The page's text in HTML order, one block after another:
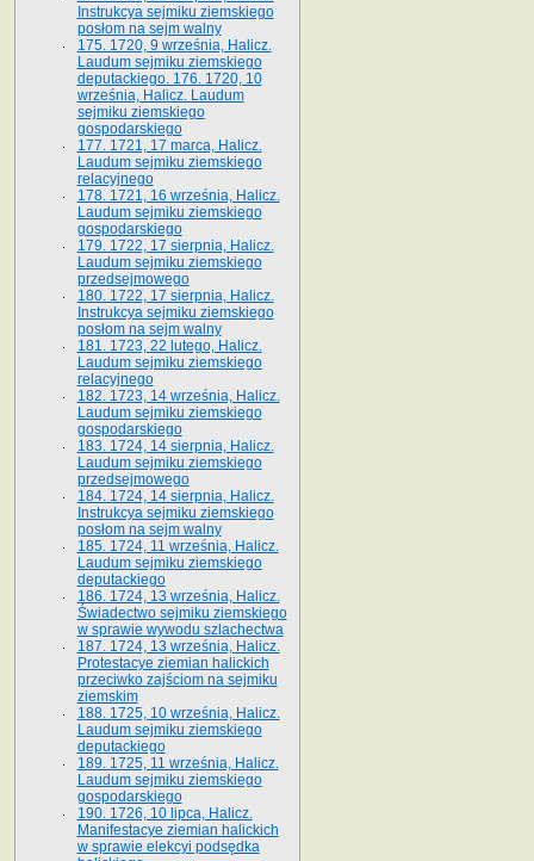
Instrukcya sejmiku ziemskiego
posłom na sejm walny
175. 1720, 9 września, Halicz.
Laudum sejmiku ziemskiego
deputackiego. 176. 1720, 10
września, Halicz. Laudum
sejmiku ziemskiego
gospodarskiego
177. 1721, 17 marca, Halicz.
Laudum sejmiku ziemskiego
relacyjnego
178. 1721, 16 września, Halicz.
Laudum sejmiku ziemskiego
gospodarskiego
179. 1722, 17 sierpnia, Halicz.
Laudum sejmiku ziemskiego
przedsejmowego
180. 1722, 17 sierpnia, Halicz.
Instrukcya sejmiku ziemskiego
posłom na sejm walny
181. 1723, 22 lutego, Halicz.
Laudum sejmiku ziemskiego
relacyjnego
182. 1723, 14 września, Halicz.
Laudum sejmiku ziemskiego
gospodarskiego
183. 1724, 14 sierpnia, Halicz.
Laudum sejmiku ziemskiego
przedsejmowego
184. 1724, 14 sierpnia, Halicz.
Instrukcya sejmiku ziemskiego
posłom na sejm walny
185. 1724, 11 września, Halicz.
Laudum sejmiku ziemskiego
deputackiego
186. 1724, 13 września, Halicz.
Świadectwo sejmiku ziemskiego
w sprawie wywodu szlachectwa
187. 1724, 13 września, Halicz.
Protestacye ziemian halickich
przeciwko zajściom na sejmiku
ziemskim
188. 1725, 10 września, Halicz.
Laudum sejmiku ziemskiego
deputackiego
189. 1725, 11 września, Halicz.
Laudum sejmiku ziemskiego
gospodarskiego
190. 1726, 10 lipca, Halicz.
Manifestacye ziemian halickich
w sprawie elekcyi podsędka